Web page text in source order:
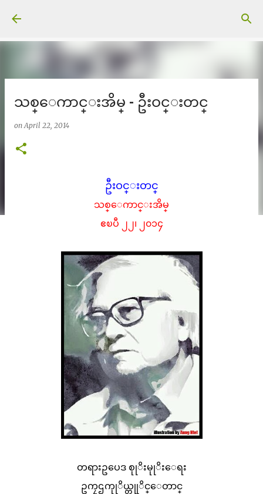
သစ္ေကာင္းအိမ္ - ဦးဝင္းတင္
onApril 22, 2014
ဦးဝင္းတင္
သစ္ေကာင္းအိမ္
ဧၿပီ ၂၂၊ ၂၀၁၄
တရားဥပေဒ စုုိးမုုိးေရး
ဥကၠဌကုုိယ္တုုိင္ေတာင္